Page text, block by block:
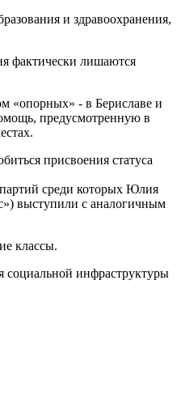
и здравоохранения,
фактически лишаются
«опорных» - в Бериславе и
предусмотренную в
присвоения статуса
среди которых Юлия
выступили с аналогичным
классы.
социальной инфраструктуры